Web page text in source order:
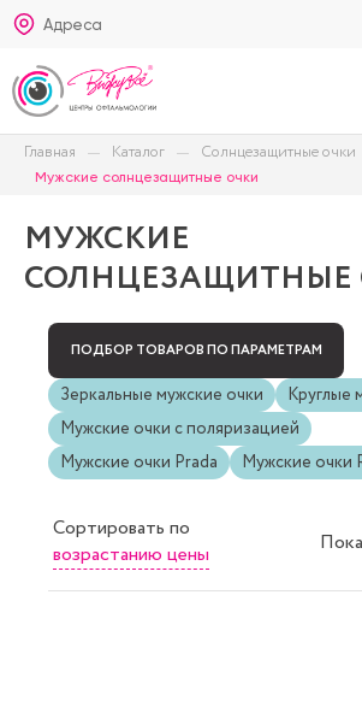
Адреса
Главная Каталог Солнцезащитные очки
Мужские солнцезащитные очки
МУЖСКИЕ
СОЛНЦЕЗАЩИТНЫЕ
ПОДБОР ТОВАРОВ ПО ПАРАМЕТРАМ
Зеркальные мужские очки
Круглые
Мужские очки с поляризацией
Мужские очки Prada
Мужские очки
Сортировать по
возрастанию цены